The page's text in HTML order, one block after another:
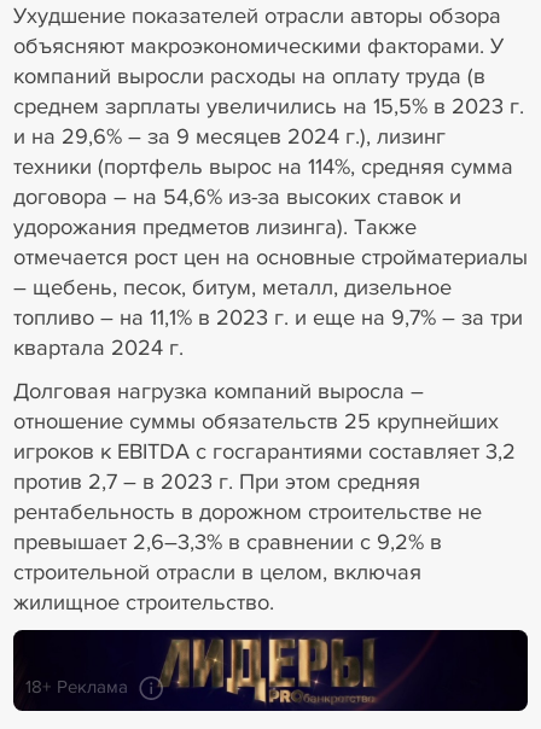
Ухудшение показателей отрасли авторы обзора
объясняют макроэкономическими факторами. У
компаний выросли расходы на оплату труда (в
среднем зарплаты увеличились на 15,5% в 2023 г.
и на 29,6% – за 9 месяцев 2024 г.), лизинг
техники (портфель вырос на 114%, средняя сумма
договора – на 54,6% из-за высоких ставок и
удорожания предметов лизинга). Также
отмечается рост цен на основные стройматериалы
– щебень, песок, битум, металл, дизельное
топливо – на 11,1% в 2023 г. и еще на 9,7% – за три
квартала 2024 г.
Долговая нагрузка компаний выросла –
отношение суммы обязательств 25 крупнейших
игроков к EBITDA с госгарантиями составляет 3,2
против 2,7 – в 2023 г. При этом средняя
рентабельность в дорожном строительстве не
превышает 2,6–3,3% в сравнении с 9,2% в
строительной отрасли в целом, включая
жилищное строительство.
18+ Реклама